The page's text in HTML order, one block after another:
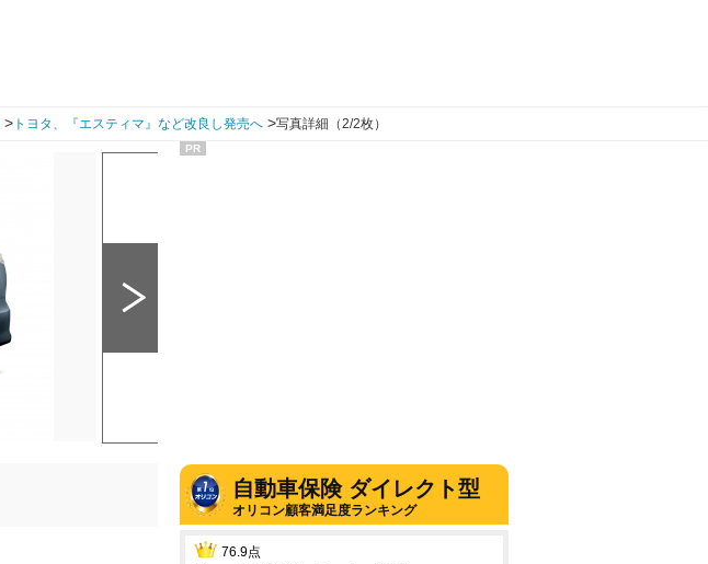
> トヨタ、『エスティマ』など改良し発売へ >写真詳細（2/2枚）
PR
自動車保険 ダイレクト型
オリコン顧客満足度ランキング
76.9点